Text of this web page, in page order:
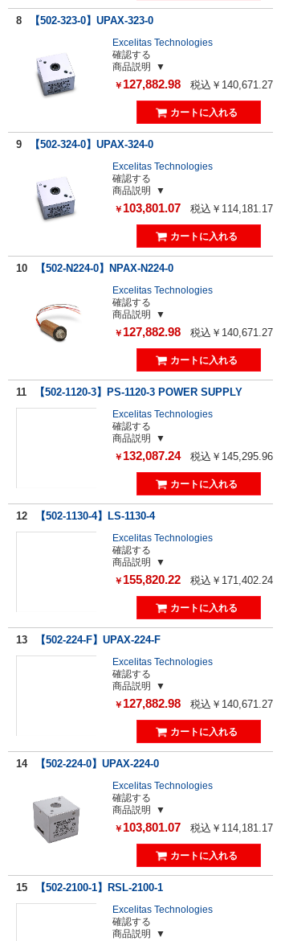
8 【502-323-0】UPAX-323-0
Excelitas Technologies
確認する
商品説明
￥ 127,882.98 税込￥140,671.27
9 【502-324-0】UPAX-324-0
Excelitas Technologies
確認する
商品説明
￥ 103,801.07 税込￥114,181.17
10 【502-N224-0】NPAX-N224-0
Excelitas Technologies
確認する
商品説明
￥ 127,882.98 税込￥140,671.27
11 【502-1120-3】PS-1120-3 POWER SUPPLY
Excelitas Technologies
確認する
商品説明
￥ 132,087.24 税込￥145,295.96
12 【502-1130-4】LS-1130-4
Excelitas Technologies
確認する
商品説明
￥ 155,820.22 税込￥171,402.24
13 【502-224-F】UPAX-224-F
Excelitas Technologies
確認する
商品説明
￥ 127,882.98 税込￥140,671.27
14 【502-224-0】UPAX-224-0
Excelitas Technologies
確認する
商品説明
￥ 103,801.07 税込￥114,181.17
15 【502-2100-1】RSL-2100-1
Excelitas Technologies
確認する
商品説明